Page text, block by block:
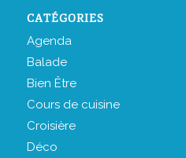
CATÉGORIES
Agenda
Balade
Bien Être
Cours de cuisine
Croisière
Déco